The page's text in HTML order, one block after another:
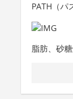
PATH（パ
脂肪、砂